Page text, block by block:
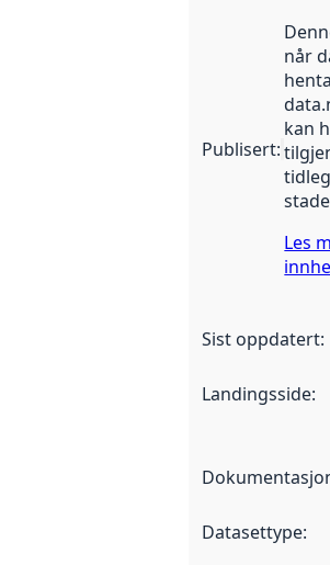
Publisert:
når
kan
Les
Sist oppdatert:
Landingsside:
Datasettype: